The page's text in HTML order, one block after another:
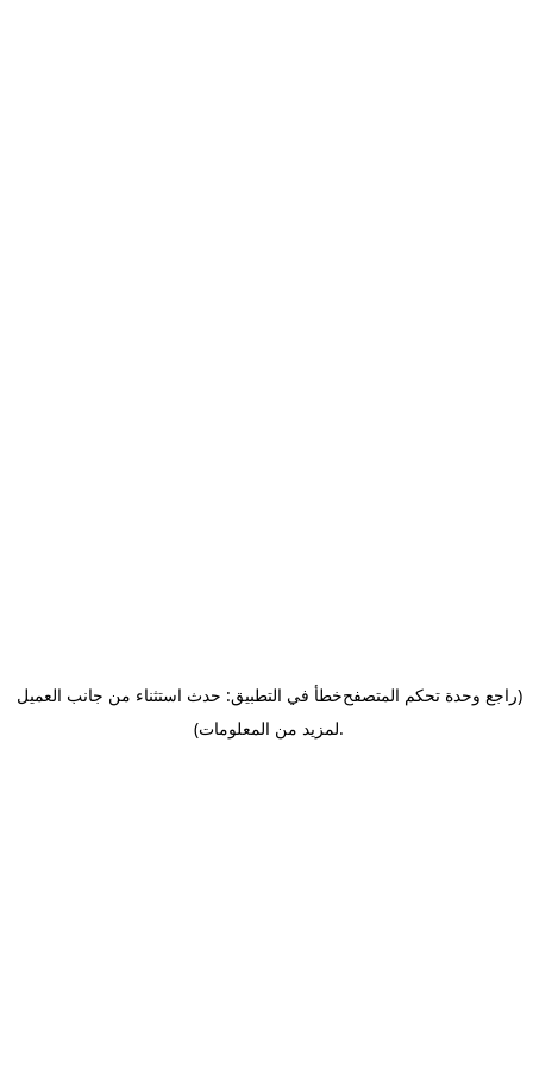
خطأ في التطبيق: حدث استثناء من جانب العميل(راجع وحدة تحكم المتصفح
لمزيد من المعلومات).